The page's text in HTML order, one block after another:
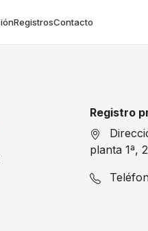
RegistrosContacto
Registro
planta 1ª,